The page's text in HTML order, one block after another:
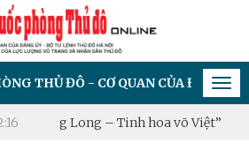
ĐÔ - CƠ QUAN CỦA ĐẢNG ỦY - BỘ
Long – Tinh hoa võ Việt” Xã Hạ